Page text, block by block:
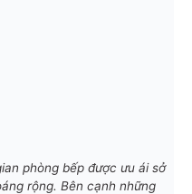
phòng bếp được ưu ái sở
rộng. Bên cạnh những